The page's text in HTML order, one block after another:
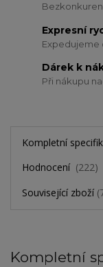
Expresní
Expedujeme
Dárek k
Při nákupu
Kompletní
Hodnocení
222
Související zboží
Kompletní